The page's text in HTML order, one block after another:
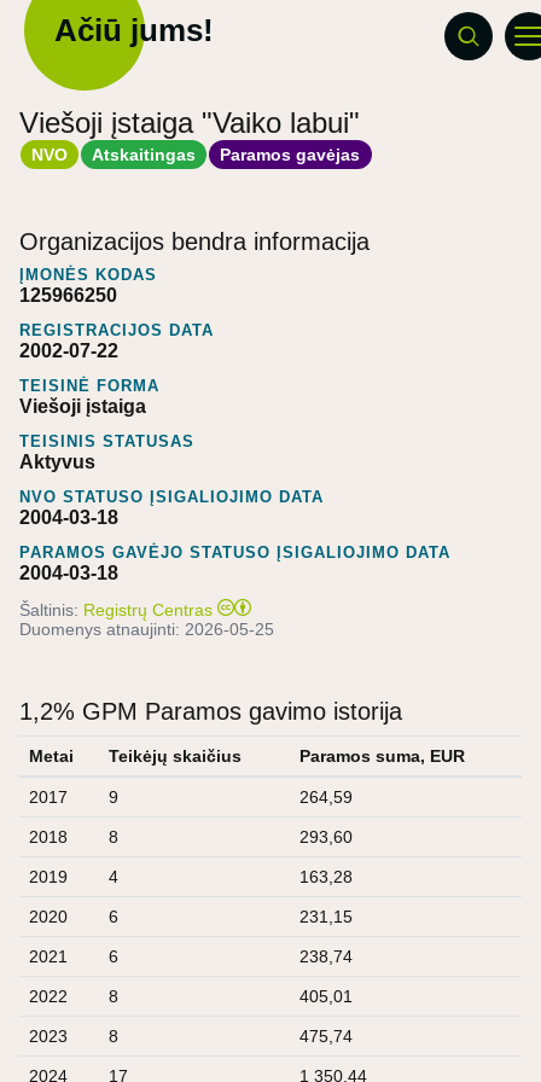
Ačiū jums!
Viešoji įstaiga "Vaiko labui"
NVO Atskaitingas Paramos gavėjas
Organizacijos bendra informacija
ĮMONĖS KODAS
125966250
REGISTRACIJOS DATA
2002-07-22
TEISINĖ FORMA
Viešoji įstaiga
TEISINIS STATUSAS
Aktyvus
NVO STATUSO ĮSIGALIOJIMO DATA
2004-03-18
PARAMOS GAVĖJO STATUSO ĮSIGALIOJIMO DATA
2004-03-18
Šaltinis: Registrų Centras
Duomenys atnaujinti: 2026-05-25
1,2% GPM Paramos gavimo istorija
Metai Teikėjų skaičius Paramos suma, EUR
2017 9 264,59
2018 8 293,60
2019 4 163,28
2020 6 231,15
2021 6 238,74
2022 8 405,01
2023 8 475,74
2024 17 1 350,44